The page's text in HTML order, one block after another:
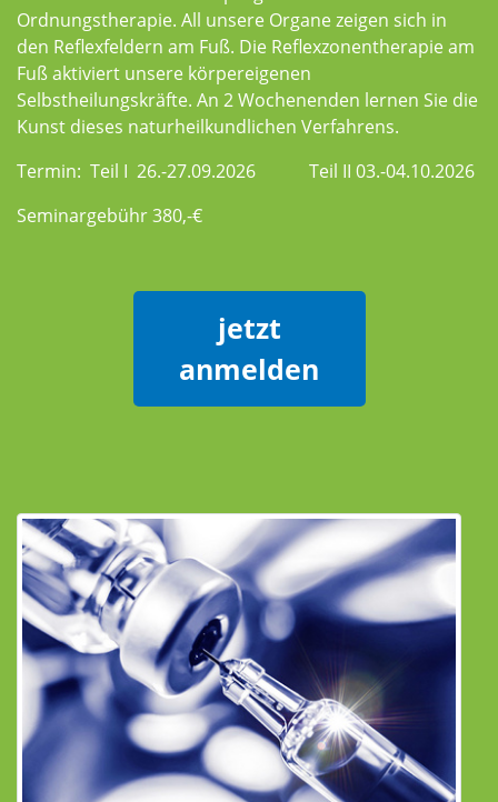
Ordnungstherapie. All unsere Organe zeigen sich in
den Reflexfeldern am Fuß. Die Reflexzonentherapie am
Fuß aktiviert unsere körpereigenen
Selbstheilungskräfte. An 2 Wochenenden lernen Sie die
Kunst dieses naturheilkundlichen Verfahrens.
Termin: Teil I 26.-27.09.2026 Teil II 03.-04.10.2026
Seminargebühr 380,-€
jetzt
anmelden